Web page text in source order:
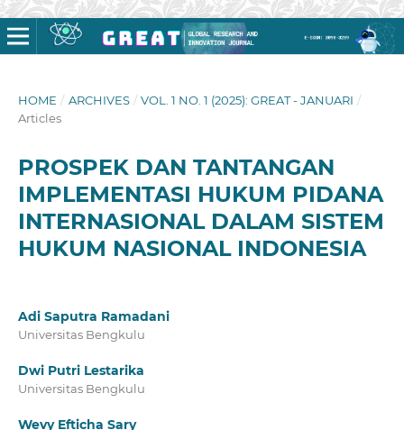
HOME / ARCHIVES / VOL. 1 NO. 1 (2025): GREAT - JANUARI /
Articles
PROSPEK DAN TANTANGAN
IMPLEMENTASI HUKUM PIDANA
INTERNASIONAL DALAM SISTEM
HUKUM NASIONAL INDONESIA
Adi Saputra Ramadani
Universitas Bengkulu
Dwi Putri Lestarika
Universitas Bengkulu
Wevy Efticha Sary